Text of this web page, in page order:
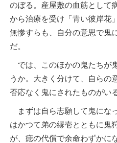
のぼる。産屋敷の血筋として
から治療を受け「青い彼岸花
無惨すらも、自分の意思で鬼
だ。
では、このほかの鬼たちが
うか。大きく分けて、自らの
否応なく鬼にされたものがいる
まずは自ら志願して鬼にな
はかつて弟の縁壱とともに鬼
が、痣の代償で余命わずかに